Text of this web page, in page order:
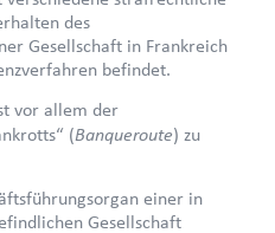
des
Gesellschaft in Frankreich
befindet.
vor allem der
(Banqueroute) zu
einer in
Gesellschaft